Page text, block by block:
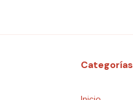
Categorías